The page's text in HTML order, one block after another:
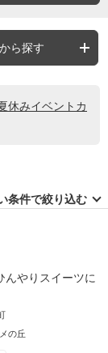
ら探す
休みイベントカ
条件で絞り込む
んやりスイーツに
の丘